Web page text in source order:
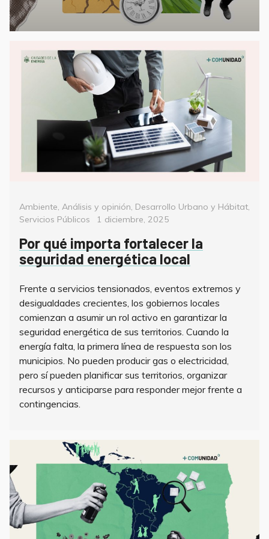
Categorías
Ambiente, Análisis y opinión, Desarrollo Urbano y Hábitat,
Servicios Públicos
Posted
1 diciembre, 2025
Por qué importa fortalecer la
seguridad energética local
Frente a servicios tensionados, eventos extremos y
desigualdades crecientes, los gobiernos locales
comienzan a asumir un rol activo en garantizar la
seguridad energética de sus territorios. Cuando la
energía falta, la primera línea de respuesta son los
municipios. No pueden producir gas o electricidad,
pero sí pueden planificar sus territorios, organizar
recursos y anticiparse para responder mejor frente a
contingencias.